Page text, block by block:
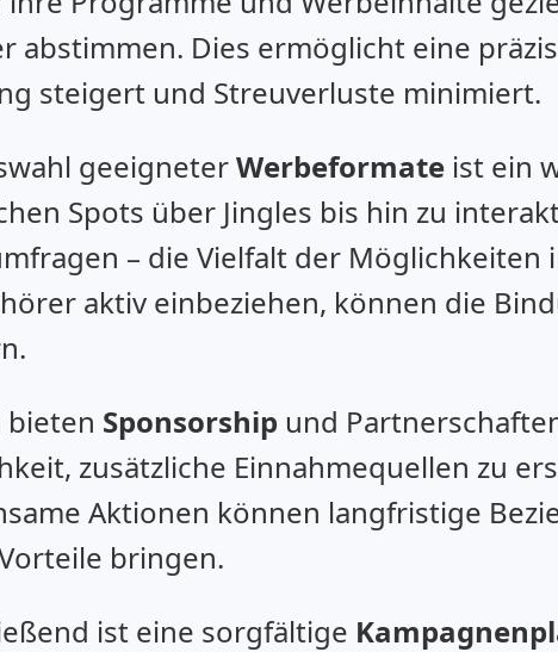
abstimmen. Dies ermöglicht eine
steigert und Streuverluste minimiert.
geeigneterWerbeformate ist ein
Spots über Jingles bis hin zu
– die Vielfalt der
aktiv einbeziehen, können die
bieten Sponsorship und
zusätzliche Einnahmequellen zu
Aktionen können langfristige
bringen.
ist eine sorgfältige